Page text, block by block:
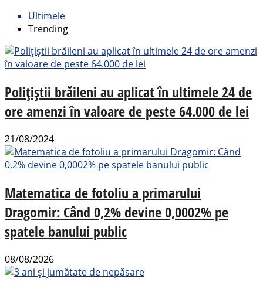
Ultimele
Trending
Polițiștii brăileni au aplicat în ultimele 24 de
ore amenzi în valoare de peste 64.000 de lei
21/08/2024
Matematica de fotoliu a primarului
Dragomir: Când 0,2% devine 0,0002% pe
spatele banului public
08/08/2026